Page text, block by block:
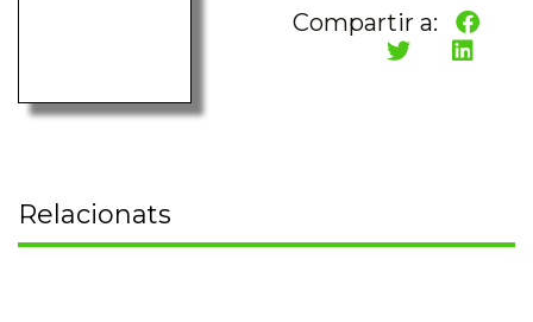
Compartir a:
Relacionats